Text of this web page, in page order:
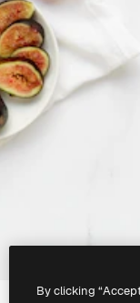
By clicking